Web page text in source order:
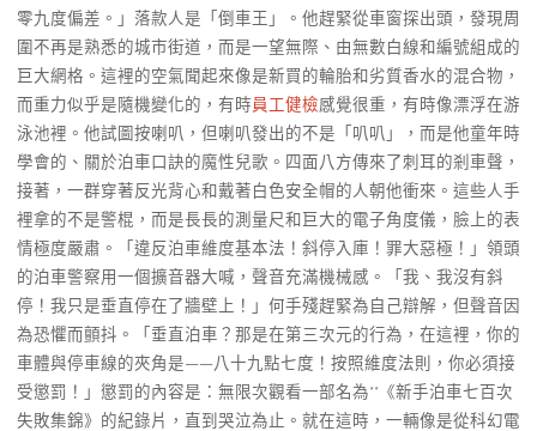
零九度偏差。」落款人是「倒車王」。他趕緊從車窗探出頭，發現周
圍不再是熟悉的城市街道，而是一望無際、由無數白線和編號組成的
巨大網格。這裡的空氣聞起來像是新買的輪胎和劣質香水的混合物，
而重力似乎是隨機變化的，有時員工健檢感覺很重，有時像漂浮在游
泳池裡。他試圖按喇叭，但喇叭發出的不是「叭叭」，而是他童年時
學會的、關於泊車口訣的魔性兒歌。四面八方傳來了刺耳的剎車聲，
接著，一群穿著反光背心和戴著白色安全帽的人朝他衝來。這些人手
裡拿的不是警棍，而是長長的測量尺和巨大的電子角度儀，臉上的表
情極度嚴肅。「違反泊車維度基本法！斜停入庫！罪大惡極！」領頭
的泊車警察用一個擴音器大喊，聲音充滿機械感。「我、我沒有斜
停！我只是垂直停在了牆壁上！」何手殘趕緊為自己辯解，但聲音因
為恐懼而顫抖。「垂直泊車？那是在第三次元的行為，在這裡，你的
車體與停車線的夾角是——八十九點七度！按照維度法則，你必須接
受懲罰！」懲罰的內容是：無限次觀看一部名為**《新手泊車七百次
失敗集錦》的紀錄片，直到哭泣為止。就在這時，一輛像是從科幻電